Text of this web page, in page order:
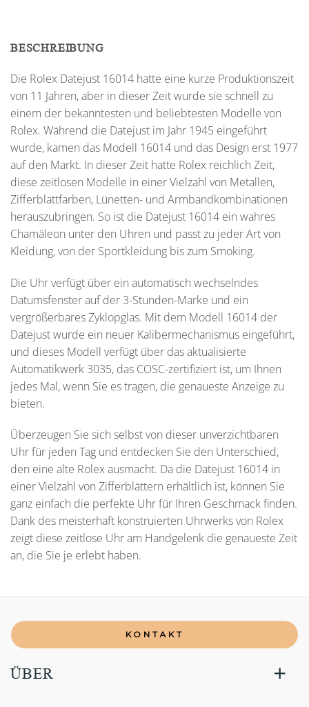
BESCHREIBUNG
Die Rolex Datejust 16014 hatte eine kurze Produktionszeit
von 11 Jahren, aber in dieser Zeit wurde sie schnell zu
einem der bekanntesten und beliebtesten Modelle von
Rolex. Während die Datejust im Jahr 1945 eingeführt
wurde, kamen das Modell 16014 und das Design erst 1977
auf den Markt. In dieser Zeit hatte Rolex reichlich Zeit,
diese zeitlosen Modelle in einer Vielzahl von Metallen,
Zifferblattfarben, Lünetten- und Armbandkombinationen
herauszubringen. So ist die Datejust 16014 ein wahres
Chamäleon unter den Uhren und passt zu jeder Art von
Kleidung, von der Sportkleidung bis zum Smoking.
Die Uhr verfügt über ein automatisch wechselndes
Datumsfenster auf der 3-Stunden-Marke und ein
vergrößerbares Zyklopglas. Mit dem Modell 16014 der
Datejust wurde ein neuer Kalibermechanismus eingeführt,
und dieses Modell verfügt über das aktualisierte
Automatikwerk 3035, das COSC-zertifiziert ist, um Ihnen
jedes Mal, wenn Sie es tragen, die genaueste Anzeige zu
bieten.
Überzeugen Sie sich selbst von dieser unverzichtbaren
Uhr für jeden Tag und entdecken Sie den Unterschied,
den eine alte Rolex ausmacht. Da die Datejust 16014 in
einer Vielzahl von Zifferblättern erhältlich ist, können Sie
ganz einfach die perfekte Uhr für Ihren Geschmack finden.
Dank des meisterhaft konstruierten Uhrwerks von Rolex
zeigt diese zeitlose Uhr am Handgelenk die genaueste Zeit
an, die Sie je erlebt haben.
KONTAKT
ÜBER